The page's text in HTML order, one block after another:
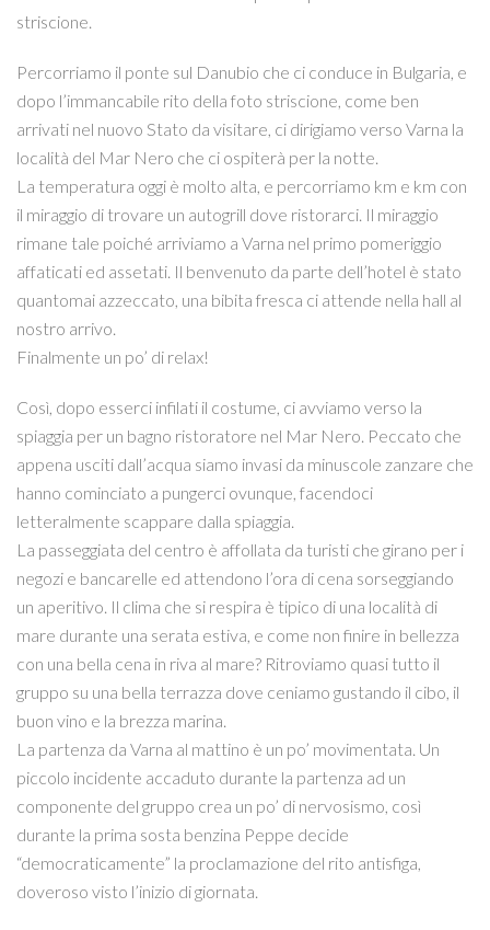
striscione.
Percorriamo il ponte sul Danubio che ci conduce in Bulgaria, e
dopo l’immancabile rito della foto striscione, come ben
arrivati nel nuovo Stato da visitare, ci dirigiamo verso Varna la
località del Mar Nero che ci ospiterà per la notte.
La temperatura oggi è molto alta, e percorriamo km e km con
il miraggio di trovare un autogrill dove ristorarci. Il miraggio
rimane tale poiché arriviamo a Varna nel primo pomeriggio
affaticati ed assetati. Il benvenuto da parte dell’hotel è stato
quantomai azzeccato, una bibita fresca ci attende nella hall al
nostro arrivo.
Finalmente un po’ di relax!
Così, dopo esserci infilati il costume, ci avviamo verso la
spiaggia per un bagno ristoratore nel Mar Nero. Peccato che
appena usciti dall’acqua siamo invasi da minuscole zanzare che
hanno cominciato a pungerci ovunque, facendoci
letteralmente scappare dalla spiaggia.
La passeggiata del centro è affollata da turisti che girano per i
negozi e bancarelle ed attendono l’ora di cena sorseggiando
un aperitivo. Il clima che si respira è tipico di una località di
mare durante una serata estiva, e come non finire in bellezza
con una bella cena in riva al mare? Ritroviamo quasi tutto il
gruppo su una bella terrazza dove ceniamo gustando il cibo, il
buon vino e la brezza marina.
La partenza da Varna al mattino è un po’ movimentata. Un
piccolo incidente accaduto durante la partenza ad un
componente del gruppo crea un po’ di nervosismo, così
durante la prima sosta benzina Peppe decide
“democraticamente” la proclamazione del rito antisfiga,
doveroso visto l’inizio di giornata.